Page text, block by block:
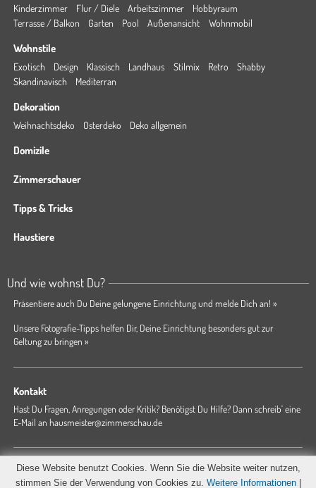
Kinderzimmer
Flur / Diele Arbeitszimmer
Hobbyraum
Terrasse / Balkon
Garten Pool Außenansicht Wohnmobil
Wohnstile
Exotisch Design Klassisch Landhaus Stilmix Retro
Shabby
Skandinavisch
Mediterran
Dekoration
Weihnachtsdeko Osterdeko Deko allgemein
Domizile
Zimmerschauer
Tipps & Tricks
Haustiere
Und wie wohnst Du?
Präsentiere auch Du Deine gelungene Einrichtung und melde Dich an! »
Unsere Fotografie-Tipps helfen Dir, Deine Einrichtung besonders gut zur
Geltung zu bringen »
Kontakt
Hast Du Fragen, Anregungen oder Kritik? Benötigst Du Hilfe? Dann schreib' eine
E-Mail an hausmeister@zimmerschau.de
Forum Magazin AGB Presse Datenschutz
Impressum
Hausordnung
Diese Website benutzt Cookies. Wenn Sie die Website weiter nutzen,
stimmen Sie der Verwendung von Cookies zu. Weitere Informationen